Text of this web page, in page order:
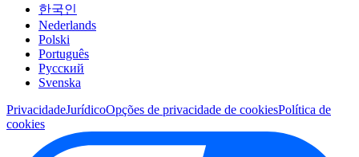
한국인
Nederlands
Polski
Português
Pусский
Svenska
PrivacidadeJurídicoOpções de privacidade de cookiesPolítica de
cookies